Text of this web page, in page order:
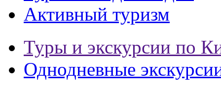
Активный туризм
Туры и экскурсии по
Однодневные